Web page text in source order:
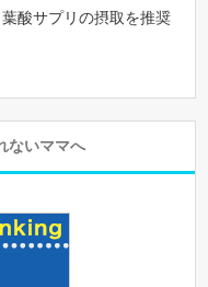
酸サプリの摂取を推奨
ないママへ